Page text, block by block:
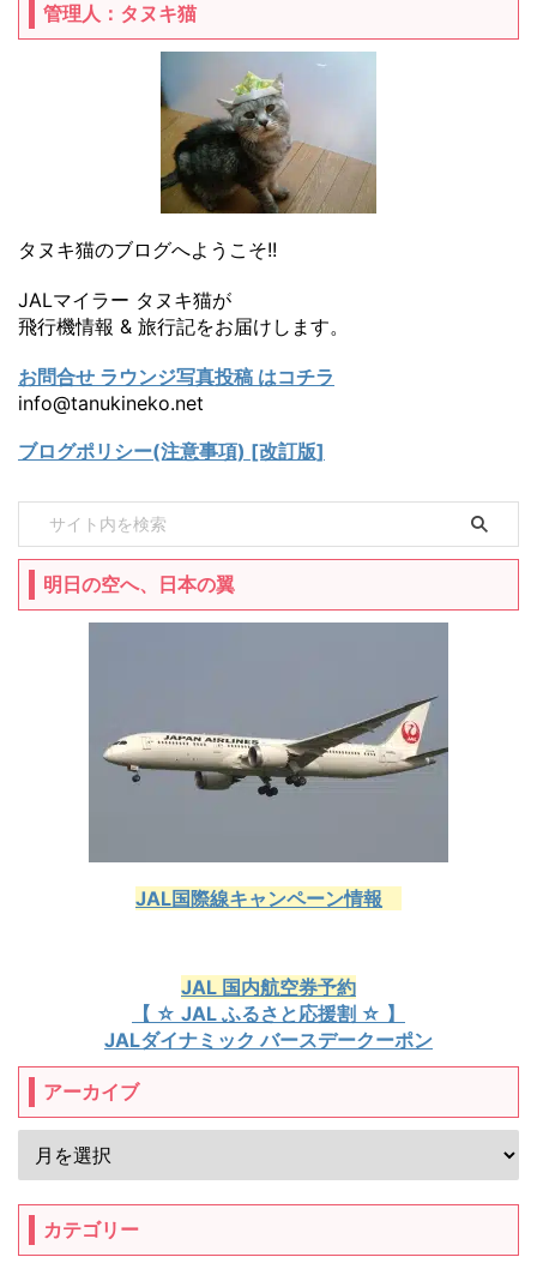
管理人：タヌキ猫
タヌキ猫のブログへようこそ!!
JALマイラー タヌキ猫が
飛行機情報 & 旅行記をお届けします。
お問合せ ラウンジ写真投稿 はコチラ
info@tanukineko.net
ブログポリシー(注意事項) [改訂版]
明日の空へ、日本の翼
JAL国際線キャンペーン情報
JAL 国内航空券予約
【 ☆ JAL ふるさと応援割 ☆ 】
JALダイナミック バースデークーポン
アーカイブ
カテゴリー